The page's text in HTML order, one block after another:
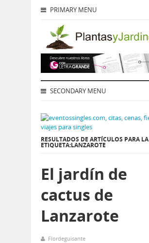
PRIMARY MENU
SECONDARY MENU
RESULTADOS DE ARTÍCULOS PARA LA
ETIQUETA:LANZAROTE
El jardín de
cactus de
Lanzarote
Flordeguisante